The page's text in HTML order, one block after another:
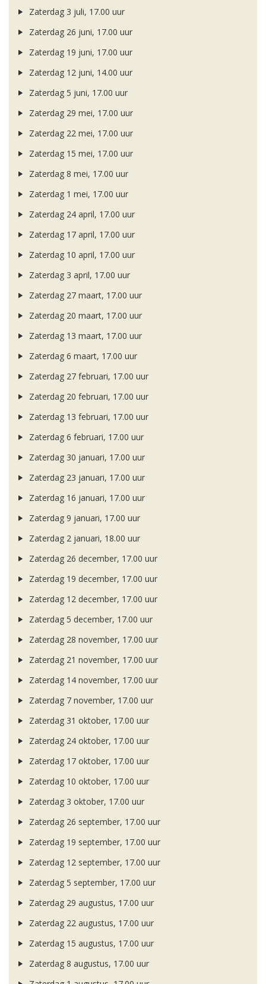
Zaterdag 3 juli, 17.00 uur
Zaterdag 26 juni, 17.00 uur
Zaterdag 19 juni, 17.00 uur
Zaterdag 12 juni, 14.00 uur
Zaterdag 5 juni, 17.00 uur
Zaterdag 29 mei, 17.00 uur
Zaterdag 22 mei, 17.00 uur
Zaterdag 15 mei, 17.00 uur
Zaterdag 8 mei, 17.00 uur
Zaterdag 1 mei, 17.00 uur
Zaterdag 24 april, 17.00 uur
Zaterdag 17 april, 17.00 uur
Zaterdag 10 april, 17.00 uur
Zaterdag 3 april, 17.00 uur
Zaterdag 27 maart, 17.00 uur
Zaterdag 20 maart, 17.00 uur
Zaterdag 13 maart, 17.00 uur
Zaterdag 6 maart, 17.00 uur
Zaterdag 27 februari, 17.00 uur
Zaterdag 20 februari, 17.00 uur
Zaterdag 13 februari, 17.00 uur
Zaterdag 6 februari, 17.00 uur
Zaterdag 30 januari, 17.00 uur
Zaterdag 23 januari, 17.00 uur
Zaterdag 16 januari, 17.00 uur
Zaterdag 9 januari, 17.00 uur
Zaterdag 2 januari, 18.00 uur
Zaterdag 26 december, 17.00 uur
Zaterdag 19 december, 17.00 uur
Zaterdag 12 december, 17.00 uur
Zaterdag 5 december, 17.00 uur
Zaterdag 28 november, 17.00 uur
Zaterdag 21 november, 17.00 uur
Zaterdag 14 november, 17.00 uur
Zaterdag 7 november, 17.00 uur
Zaterdag 31 oktober, 17.00 uur
Zaterdag 24 oktober, 17.00 uur
Zaterdag 17 oktober, 17.00 uur
Zaterdag 10 oktober, 17.00 uur
Zaterdag 3 oktober, 17.00 uur
Zaterdag 26 september, 17.00 uur
Zaterdag 19 september, 17.00 uur
Zaterdag 12 september, 17.00 uur
Zaterdag 5 september, 17.00 uur
Zaterdag 29 augustus, 17.00 uur
Zaterdag 22 augustus, 17.00 uur
Zaterdag 15 augustus, 17.00 uur
Zaterdag 8 augustus, 17.00 uur